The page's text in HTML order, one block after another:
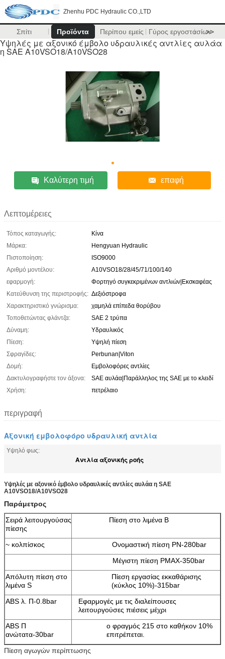
Zhenhu PDC Hydraulic CO.,LTD
Σπίτι Προϊόντα Περίπου εμείς Γύρος εργοστασίων
>>
Υψηλές με αξονικό έμβολο υδραυλικές αντλίες αυλάα
η SAE A10VSO18/A10VSO28
Καλύτερη τιμή επαφή
Λεπτομέρειες
Τόπος καταγωγής:
Κίνα
Μάρκα:
Hengyuan Hydraulic
Πιστοποίηση:
ISO9000
Αριθμό μοντέλου:
A10VSO18/28/45/71/100/140
εφαρμογή:
Φορτηγό συγκεκριμένων αντλιών|Εκσκαφέας
Κατεύθυνση της περιστροφής: Δεξιόστροφα
Χαρακτηριστικό γνώρισμα:
χαμηλά επίπεδα θορύβου
Τοποθετώντας φλάντζα:
SAE 2 τρύπα
Δύναμη:
Υδραυλικός
Πίεση:
Υψηλή πίεση
Σφραγίδες:
Perbunan|Viton
Δομή:
Εμβολοφόρες αντλίες
Δακτυλογραφήστε τον άξονα:
SAE αυλάα|Παράλληλος της SAE με το κλειδί
Χρήση:
πετρέλαιο
περιγραφή
Αξονική εμβολοφόρο υδραυλική αντλία
Υψηλό φως:
Αντλία αξονικής ροής
Υψηλές με αξονικό έμβολο υδραυλικές αντλίες αυλάα η SAE
A10VSO18/A10VSO28
Παράμετρος
Σειρά λειτουργούσας
πίεσης
Πίεση στο λιμένα Β
~ κολπίσκος
Ονομαστική πίεση PN-280bar
Μέγιστη πίεση PMAX-350bar
Απόλυτη πίεση στο
λιμένα S
Πίεση εργασίας εκκαθάρισης
(κύκλος 10%)-315bar
ABS λ. Π-0.8bar
Εφαρμογές με τις διαλείπουσες
λειτουργούσες πιέσεις μέχρι
ABS Π
ανώτατα-30bar
ο φραγμός 215 στο καθήκον 10%
επιτρέπεται.
Πίεση αγωγών περίπτωσης